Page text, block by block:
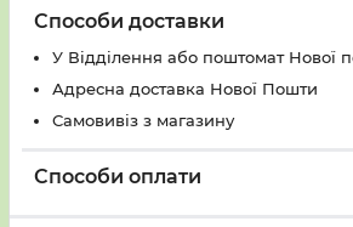
Способи доставки
У Вiддiлення або поштомат Нової
Адресна доставка Нової Пошти
Самовивіз з магазину
Способи оплати